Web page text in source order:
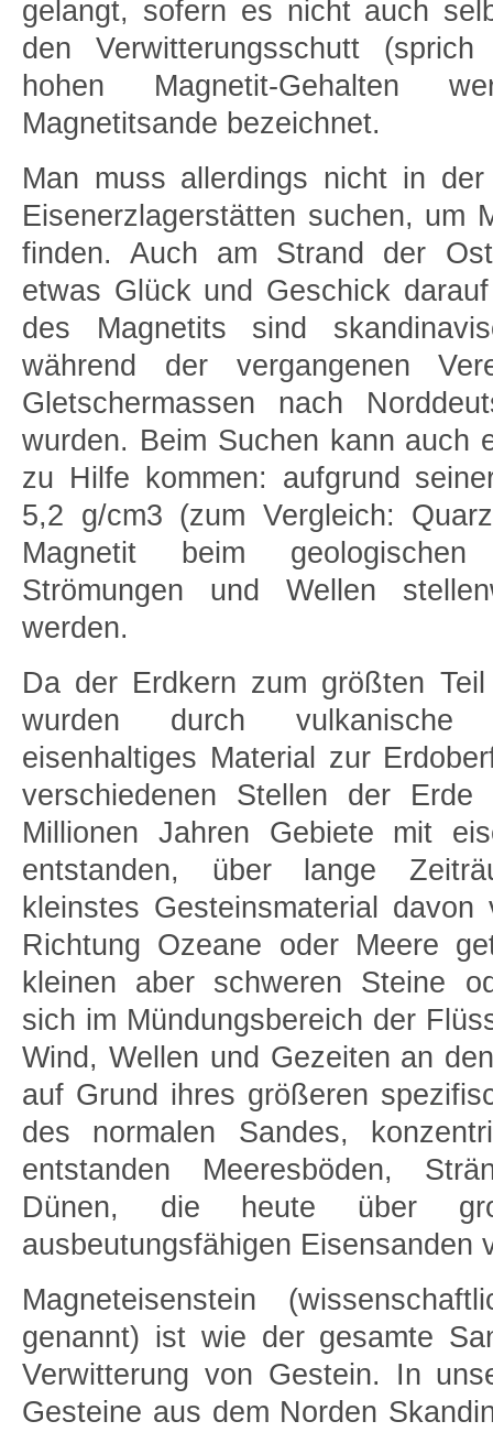
gelangt, sofern es nicht auch
den Verwitterungsschutt
hohen Magnetit-Gehalten
Magnetitsande bezeichnet.
Man muss allerdings nicht in
Eisenerzlagerstätten suchen, um
finden. Auch am Strand der
etwas Glück und Geschick
des Magnetits sind
während der vergangenen
Gletschermassen nach
wurden. Beim Suchen kann auch
zu Hilfe kommen: aufgrund
5,2 g/cm3 (zum Vergleich:
Magnetit beim
Strömungen und Wellen
werden.
Da der Erdkern zum größten
wurden durch vulkanische
eisenhaltiges Material zur
verschiedenen Stellen der
Millionen Jahren Gebiete mit
entstanden, über lange
kleinstes Gesteinsmaterial
Richtung Ozeane oder Meere
kleinen aber schweren Steine
sich im Mündungsbereich der
Wind, Wellen und Gezeiten an
auf Grund ihres größeren
des normalen Sandes,
entstanden Meeresböden,
Dünen, die heute über
ausbeutungsfähigen Eisensanden
Magneteisenstein
genannt) ist wie der gesamte
Verwitterung von Gestein. In
Gesteine aus dem Norden